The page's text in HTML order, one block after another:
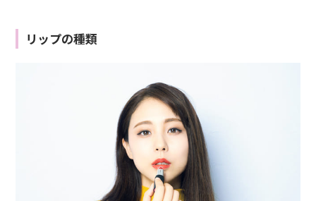
リップの種類